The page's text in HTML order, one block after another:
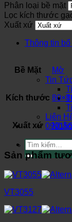
Tin
Liên
Tìm
kiếm:
Phân loại bề mặt
Lọc kích thước
Xuất xứ
Thông tin bổ
Bề Mặt Mờ
Kích thước
Xuất xứ
Sản phẩm
VT3055